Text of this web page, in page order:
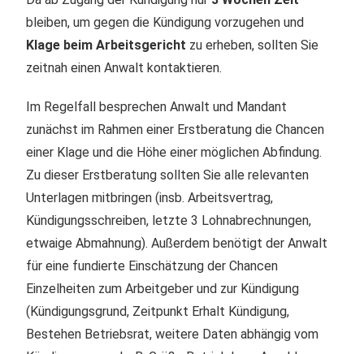
bleiben, um gegen die Kündigung vorzugehen und
Klage beim Arbeitsgericht zu erheben, sollten Sie
zeitnah einen Anwalt kontaktieren.
Im Regelfall besprechen Anwalt und Mandant
zunächst im Rahmen einer Erstberatung die Chancen
einer Klage und die Höhe einer möglichen Abfindung.
Zu dieser Erstberatung sollten Sie alle relevanten
Unterlagen mitbringen (insb. Arbeitsvertrag,
Kündigungsschreiben, letzte 3 Lohnabrechnungen,
etwaige Abmahnung). Außerdem benötigt der Anwalt
für eine fundierte Einschätzung der Chancen
Einzelheiten zum Arbeitgeber und zur Kündigung
(Kündigungsgrund, Zeitpunkt Erhalt Kündigung,
Bestehen Betriebsrat, weitere Daten abhängig vom